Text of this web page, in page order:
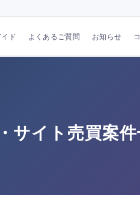
イド よくあるご質問 お知らせ
サイト売買案件